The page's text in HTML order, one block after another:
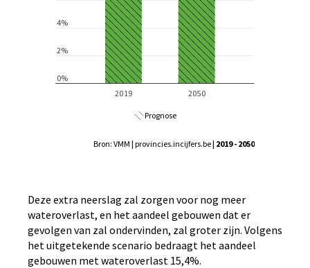
Prognose
Bron: VMM | provincies.incijfers.be| 2019 - 2050
Deze extra neerslag zal zorgen voor nog meer
wateroverlast, en het aandeel gebouwen dat er
gevolgen van zal ondervinden, zal groter zijn. Volgens
het uitgetekende scenario bedraagt het aandeel
gebouwen met wateroverlast 15,4%.